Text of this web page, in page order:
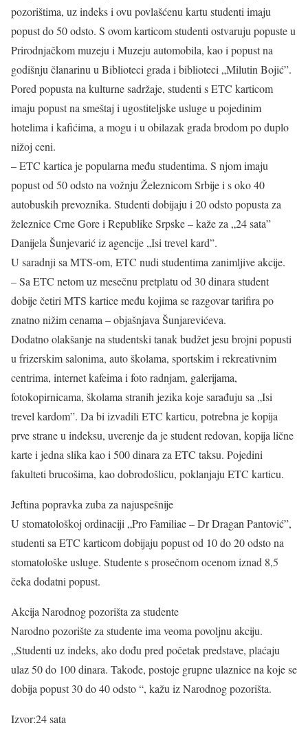
pozorištima, uz indeks i ovu povlašćenu kartu studenti imaju
popust do 50 odsto. S ovom karticom studenti ostvaruju popuste u
Prirodnjačkom muzeju i Muzeju automobila, kao i popust na
godišnju članarinu u Biblioteci grada i biblioteci „Milutin Bojić”.
Pored popusta na kulturne sadržaje, studenti s ETC karticom
imaju popust na smeštaj i ugostiteljske usluge u pojedinim
hotelima i kafićima, a mogu i u obilazak grada brodom po duplo
nižoj ceni.
– ETC kartica je popularna među studentima. S njom imaju
popust od 50 odsto na vožnju Železnicom Srbije i s oko 40
autobuskih prevoznika. Studenti dobijaju i 20 odsto popusta za
železnice Crne Gore i Republike Srpske – kaže za „24 sata”
Danijela Šunjevarić iz agencije „Isi trevel kard”.
U saradnji sa MTS-om, ETC nudi studentima zanimljive akcije.
– Sa ETC netom uz mesečnu pretplatu od 30 dinara student
dobije četiri MTS kartice među kojima se razgovar tarifira po
znatno nižim cenama – objašnjava Šunjarevićeva.
Dodatno olakšanje na studentski tanak budžet jesu brojni popusti
u frizerskim salonima, auto školama, sportskim i rekreativnim
centrima, internet kafeima i foto radnjam, galerijama,
fotokopirnicama, školama stranih jezika koje sarađuju sa „Isi
trevel kardom”. Da bi izvadili ETC karticu, potrebna je kopija
prve strane u indeksu, uverenje da je student redovan, kopija lične
karte i jedna slika kao i 500 dinara za ETC taksu. Pojedini
fakulteti brucošima, kao dobrodošlicu, poklanjaju ETC karticu.
Jeftina popravka zuba za najuspešnije
U stomatološkoj ordinaciji „Pro Familiae – Dr Dragan Pantović”,
studenti sa ETC karticom dobijaju popust od 10 do 20 odsto na
stomatološke usluge. Studente s prosečnom ocenom iznad 8,5
čeka dodatni popust.
Akcija Narodnog pozorišta za studente
Narodno pozorište za studente ima veoma povoljnu akciju.
„Studenti uz indeks, ako dođu pred početak predstave, plaćaju
ulaz 50 do 100 dinara. Takođe, postoje grupne ulaznice na koje se
dobija popust 30 do 40 odsto “, kažu iz Narodnog pozorišta.
Izvor:24 sata